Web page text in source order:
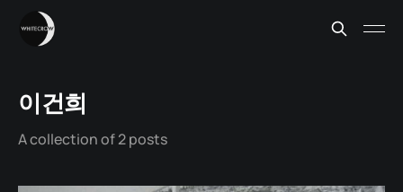
이건희
A collection of 2 posts